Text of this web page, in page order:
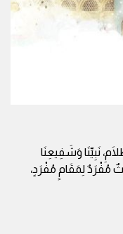
نَبِيِّنَا وَشَفِيعِنَا
مُفْرَدٌ لِمَقَامٍ مُفْرَدٍ،